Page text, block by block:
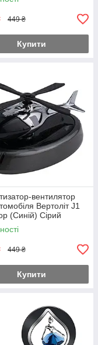
449 ₴
Купити
вентилятор
Вертоліт J1
(Синій) Сірий
449 ₴
Купити